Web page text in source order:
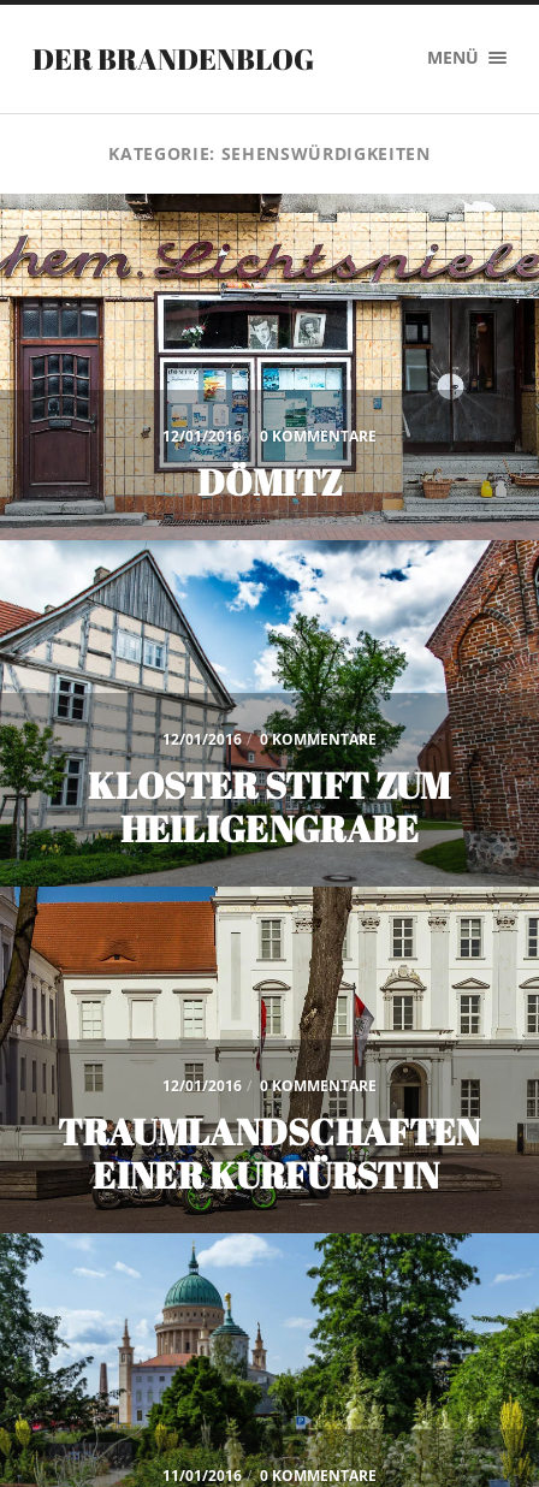
DER BRANDENBLOG MENÜ
KATEGORIE: SEHENSWÜRDIGKEITEN
12/01/2016 / 0 KOMMENTARE
DÖMITZ
12/01/2016 / 0 KOMMENTARE
KLOSTER STIFT ZUM
HEILIGENGRABE
12/01/2016 / 0 KOMMENTARE
TRAUMLANDSCHAFTEN
EINER KURFÜRSTIN
11/01/2016 / 0 KOMMENTARE